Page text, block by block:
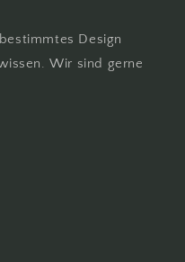
Design
Wir sind gerne